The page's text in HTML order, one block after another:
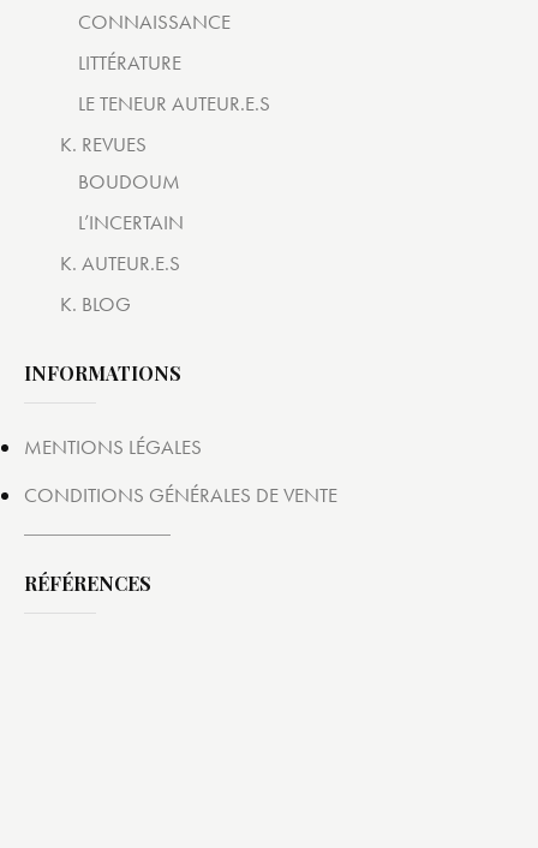
CONNAISSANCE
LITTÉRATURE
LE TENEUR AUTEUR.E.S
K. REVUES
BOUDOUM
L’INCERTAIN
K. AUTEUR.E.S
K. BLOG
INFORMATIONS
MENTIONS LÉGALES
CONDITIONS GÉNÉRALES DE VENTE
RÉFÉRENCES